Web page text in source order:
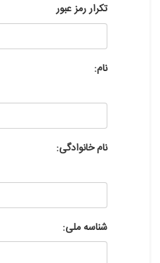
تکرار رمز عبور
نام:
نام خانوادگی:
شناسه ملی: